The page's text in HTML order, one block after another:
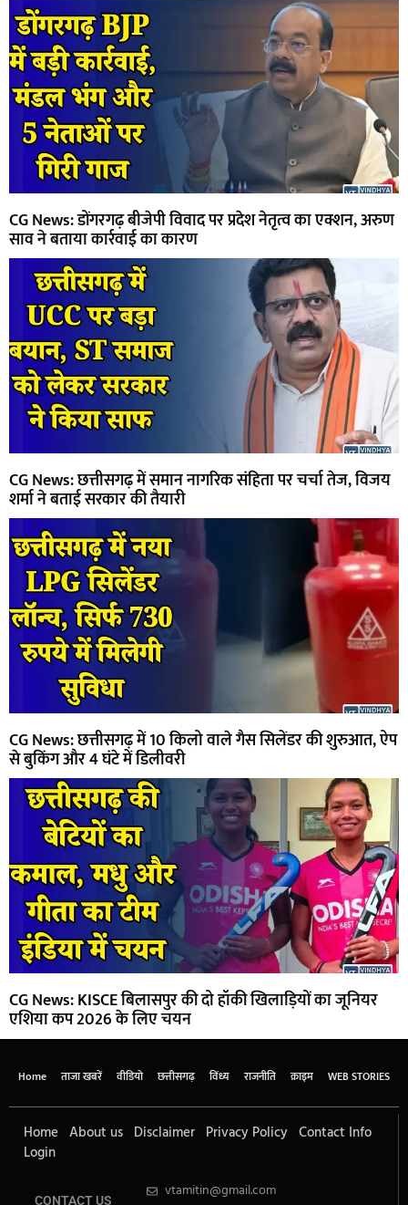
CG News: डोंगरगढ़ बीजेपी विवाद पर प्रदेश नेतृत्व का एक्शन, अरुण
साव ने बताया कार्रवाई का कारण
CG News: छत्तीसगढ़ में समान नागरिक संहिता पर चर्चा तेज, विजय
शर्मा ने बताई सरकार की तैयारी
CG News: छत्तीसगढ़ में 10 किलो वाले गैस सिलेंडर की शुरुआत, ऐप
से बुकिंग और 4 घंटे में डिलीवरी
CG News: KISCE बिलासपुर की दो हॉकी खिलाड़ियों का जूनियर
एशिया कप 2026 के लिए चयन
Home ताजा खबरें वीडियो छत्तीसगढ़ विंध्य राजनीति क्राइम WEB STORIES
Home About us Disclaimer Privacy Policy Contact Info
Login
CONTACT US
vtamitin@gmail.com